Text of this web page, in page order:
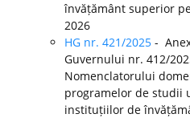
învățământ superior
2026
HG nr. 421/2025 -
Guvernului nr. 412/
Nomenclatorului
programelor de studii
instituțiilor de